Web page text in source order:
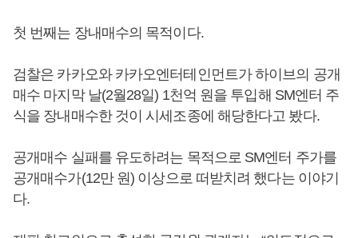
첫 번째는 장내매수의 목적이다.
검찰은 카카오와 카카오엔터테인먼트가 하이브의 공개
매수 마지막 날(2월28일) 1천억 원을 투입해 SM엔터 주
식을 장내매수한 것이 시세조종에 해당한다고 봤다.
공개매수 실패를 유도하려는 목적으로 SM엔터 주가를
공개매수가(12만 원) 이상으로 떠받치려 했다는 이야기
다.